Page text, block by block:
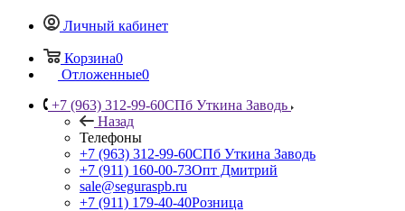
Личный кабинет
Корзина0
Отложенные0
+7 (963) 312-99-60СПб Уткина Заводь
Назад
Телефоны
+7 (963) 312-99-60СПб Уткина Заводь
+7 (911) 160-00-73Опт Дмитрий
sale@seguraspb.ru
+7 (911) 179-40-40Розница